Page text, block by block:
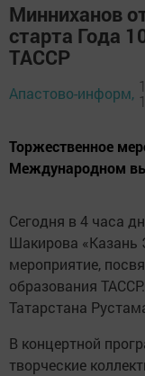
Минниханов
старта Года
ТАССР
Апастово-информ,
Торжественное
Международном
Сегодня в 4 часа
Шакирова «Казань
мероприятие,
образования
Татарстана
В концертной
творческие